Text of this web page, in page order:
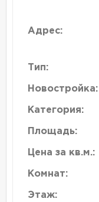
Адрес:
Тип:
Новостройка:
Категория:
Площадь:
Цена за кв.м.:
Комнат:
Этаж: